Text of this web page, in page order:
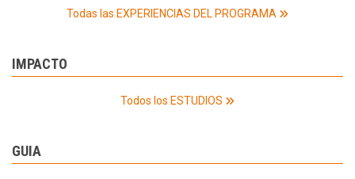
Todas las EXPERIENCIAS DEL PROGRAMA
IMPACTO
Todos los ESTUDIOS
GUIA